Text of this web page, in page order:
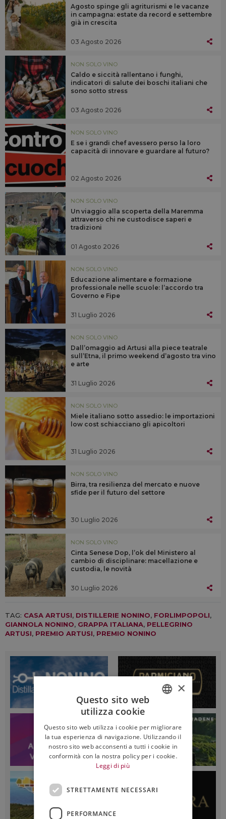
Agosto spinge gli agriturismi e le vacanze
in campagna: estate da record e settembre
già in crescita
03 Agosto 2026
NON SOLO VINO
Caldo e siccità rallentano i funghi,
indicatori di salute dei boschi italiani che
sono sotto stress
03 Agosto 2026
NON SOLO VINO
E se i grandi chef avessero perso la loro
capacità di innovare e guardare al futuro?
02 Agosto 2026
NON SOLO VINO
Un viaggio alla scoperta della Maremma
attraverso chi ne custodisce saperi e
tradizioni
01 Agosto 2026
NON SOLO VINO
Educazione alimentare e formazione
professionale nelle scuole: l’accordo tra
Governo e Fipe
31 Luglio 2026
NON SOLO VINO
Dall’omaggio ad Artusi alla piece teatrale
sull’Etna, il primo weekend d’agosto tra vino
e arte
31 Luglio 2026
NON SOLO VINO
Miele italiano sotto assedio: le importazioni
low cost schiacciano gli apicoltori
31 Luglio 2026
NON SOLO VINO
Birra, tra resilienza del mercato e nuove
sfide per il futuro del settore
30 Luglio 2026
NON SOLO VINO
Cinta Senese Dop, l’ok del Ministero al
cambio di disciplinare: macellazione e
custodia, le novità
30 Luglio 2026
TAG: CASA ARTUSI, DISTILLERIE NONINO, FORLIMPOPOLI,
GIANNOLA NONINO, GRAPPA ITALIANA, PELLEGRINO
ARTUSI, PREMIO ARTUSI, PREMIO NONINO
ENGLISH
×
Questo sito web
utilizza cookie
Questo sito web utilizza i cookie per migliorare
la tua esperienza di navigazione. Utilizzando il
nostro sito web acconsenti a tutti i cookie in
conformità con la nostra policy per i cookie.
Leggi di più
STRETTAMENTE NECESSARI
PERFORMANCE